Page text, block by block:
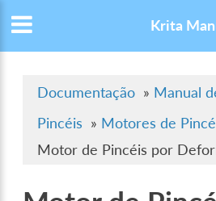
Krita
Documentação » Manual
Pincéis » Motores de
Motor de Pincéis por